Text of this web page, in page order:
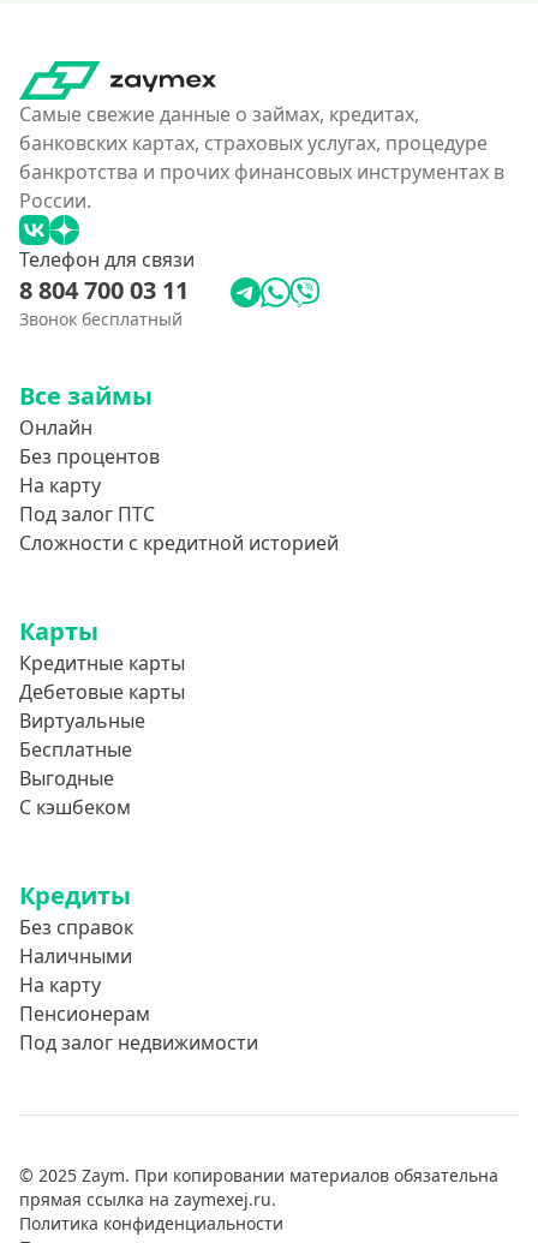
Самые свежие данные о займах, кредитах,
банковских картах, страховых услугах, процедуре
банкротства и прочих финансовых инструментах в
России.
Телефон для связи
8 804 700 03 11
Звонок бесплатный
Все займы
Онлайн
Без процентов
На карту
Под залог ПТС
Сложности с кредитной историей
Карты
Кредитные карты
Дебетовые карты
Виртуальные
Бесплатные
Выгодные
С кэшбеком
Кредиты
Без справок
Наличными
На карту
Пенсионерам
Под залог недвижимости
© 2025 Zaym. При копировании материалов обязательна
прямая ссылка на zaymexej.ru.
Политика конфиденциальности